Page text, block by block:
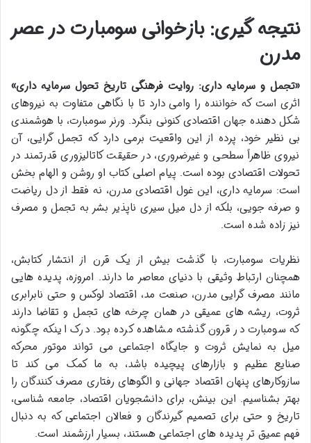
نتیجه گیری: بازخوانی سومبارت در عصر
مدرن
«تجمل و سرمایه داری: روایت فرهنگی تاریخ تحول سرمایه داری»
اثری است که خواننده را وامی دارد تا با نگاهی متفاوت به نیروهای
شکل دهنده جهان اقتصادی کنونی بنگرد. ورنر سومبارت، با هوشمندی
بی نظیر خود، پرده از این واقعیت برمی دارد که تجمل گرایی، آن
نیروی ظاهراً سطحی و غیرضروری، در حقیقت کاتالیزوری قدرتمند در
تحولات اقتصادی بوده است. پیام اصلی کتاب او روشن و الهام بخش
است: سرمایه داری، این غول اقتصادی مدرن، نه فقط از دل ریاضت
و صرفه جویی، بلکه از دل میل سیری ناپذیر بشر به تجمل و مصرف
نیز زاده شده است.
نظریات سومبارت، با گذشت بیش از یک قرن از انتشار کتابش،
همچنان ارتباط وثیقی با دنیای معاصر ما دارند. امروزه، پدیده هایی
مانند مصرف گرایی مدرن، صنعت مد، اقتصاد لوکس و حتی نابرابری
ثروت، ریشه های عمیقی در همان چرخه های تجمل و تقاضا دارند
که سومبارت در قرون گذشته مشاهده کرده بود. درک اینکه چگونه
میل به نمایش ثروت و جایگاه اجتماعی می تواند موتور محرکه
صنایع عظیم و بازارهای پیچیده باشد، به ما کمک می کند تا
سازوکارهای پنهان اقتصاد جهانی و الگوهای رفتاری مصرف کنندگان را
بهتر بشناسیم. این بینش، برای دانشجویان اقتصاد، جامعه شناسی،
تاریخ و حتی برای تصمیم گیرندگان و فعالان اجتماعی که به دنبال
فهم عمیق تر پدیده های اجتماعی هستند، بسیار ارزشمند است.